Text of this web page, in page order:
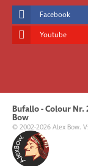
Facebook
Youtube
Bufallo - Colour
Bow
© 2002-2026 Alex Bow.